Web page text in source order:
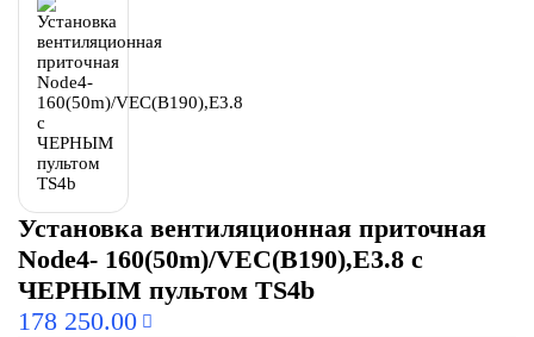
Установка вентиляционная приточная
Node4- 160(50m)/VEC(B190),E3.8 с
ЧЕРНЫМ пультом TS4b
178 250.00